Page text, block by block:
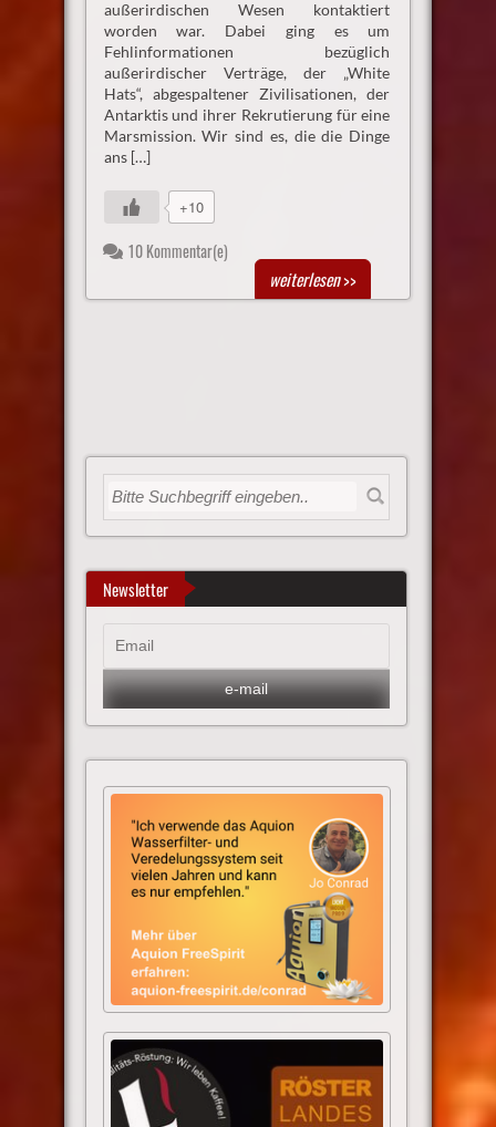
außerirdischen Wesen kontaktiert
worden war. Dabei ging es um
Fehlinformationen bezüglich
außerirdischer Verträge, der „White
Hats“, abgespaltener Zivilisationen, der
Antarktis und ihrer Rekrutierung für eine
Marsmission. Wir sind es, die die Dinge
ans […]
+10
10 Kommentar(e)
weiterlesen>>
Newsletter